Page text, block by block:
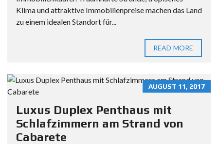
Klima und attraktive Immobilienpreise machen das Land
zu einem idealen Standort für...
READ MORE
AUGUST 11, 2017
Luxus Duplex Penthaus mit
Schlafzimmern am Strand von
Cabarete